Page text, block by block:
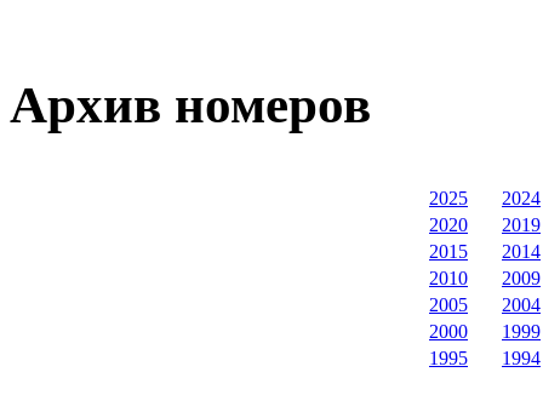
Архив номеров
2025
2024
2020
2019
2015
2014
2010
2009
2005
2004
2000
1999
1995
1994